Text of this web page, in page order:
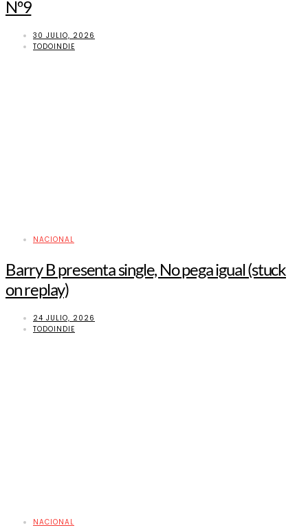
Nº9
30 JULIO, 2026
TODOINDIE
NACIONAL
Barry B presenta single, No pega igual (stuck
on replay)
24 JULIO, 2026
TODOINDIE
NACIONAL